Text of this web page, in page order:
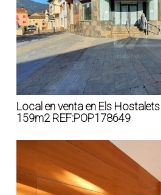
Local en venta en Els
159m2 REF:POP178649